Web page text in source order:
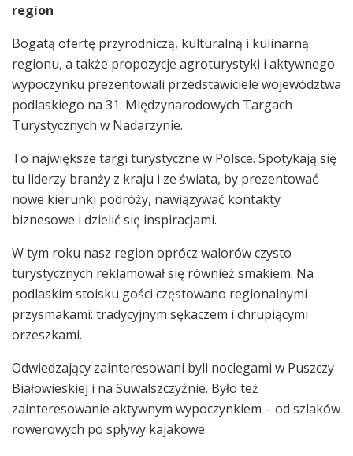
region
Bogatą ofertę przyrodniczą, kulturalną i kulinarną
regionu, a także propozycje agroturystyki i aktywnego
wypoczynku prezentowali przedstawiciele województwa
podlaskiego na 31. Międzynarodowych Targach
Turystycznych w Nadarzynie.
To największe targi turystyczne w Polsce. Spotykają się
tu liderzy branży z kraju i ze świata, by prezentować
nowe kierunki podróży, nawiązywać kontakty
biznesowe i dzielić się inspiracjami.
W tym roku nasz region oprócz walorów czysto
turystycznych reklamował się również smakiem. Na
podlaskim stoisku gości częstowano regionalnymi
przysmakami: tradycyjnym sękaczem i chrupiącymi
orzeszkami.
Odwiedzający zainteresowani byli noclegami w Puszczy
Białowieskiej i na Suwalszczyźnie. Było też
zainteresowanie aktywnym wypoczynkiem – od szlaków
rowerowych po spływy kajakowe.